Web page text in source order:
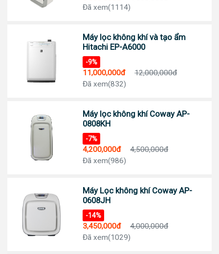
Đã xem(1114)
Máy lọc không khí và tạo ẩm
Hitachi EP-A6000
-9%
11,000,000đ
12,000,000đ
Đã xem(832)
Máy lọc không khí Coway AP-
0808KH
-7%
4,200,000đ
4,500,000đ
Đã xem(986)
Máy Lọc không khí Coway AP-
0608JH
-14%
3,450,000đ
4,000,000đ
Đã xem(1029)